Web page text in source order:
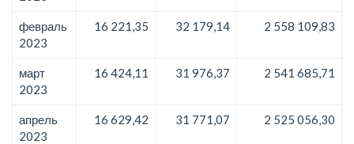
февраль
2023
16 221,35 32 179,14 2 558 109,83
март
2023
16 424,11 31 976,37 2 541 685,71
апрель
2023
16 629,42 31 771,07 2 525 056,30